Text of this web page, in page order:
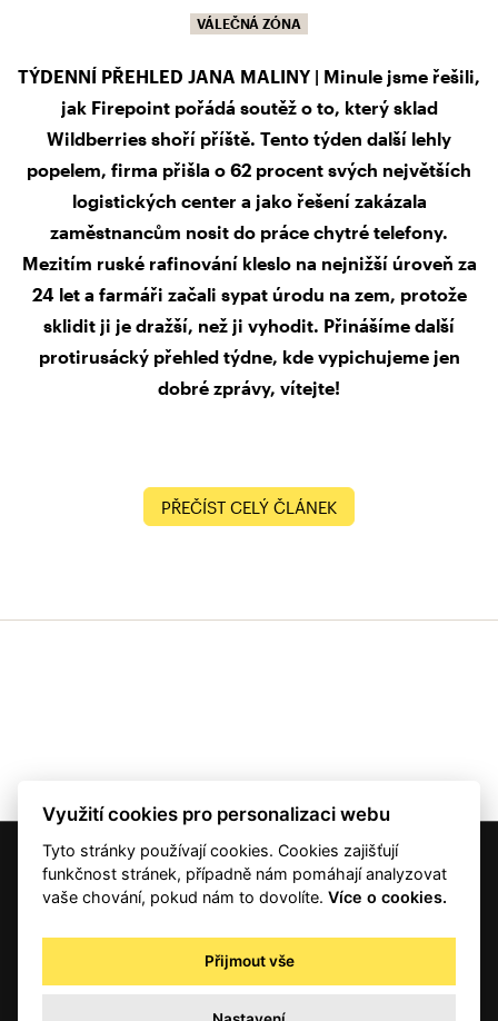
VÁLEČNÁ ZÓNA
TÝDENNÍ PŘEHLED JANA MALINY | Minule jsme řešili,
jak Firepoint pořádá soutěž o to, který sklad
Wildberries shoří příště. Tento týden další lehly
popelem, firma přišla o 62 procent svých největších
logistických center a jako řešení zakázala
zaměstnancům nosit do práce chytré telefony.
Mezitím ruské rafinování kleslo na nejnižší úroveň za
24 let a farmáři začali sypat úrodu na zem, protože
sklidit ji je dražší, než ji vyhodit. Přinášíme další
protirusácký přehled týdne, kde vypichujeme jen
dobré zprávy, vítejte!
PŘEČÍST CELÝ ČLÁNEK
© 2001 — 2026 Copyright CMI News a dodavatelé obsahu. |
Autorská práva
Zpracování osobních údajů - registrovaní a předplatitelé
Zpracování osobních údajů pro novinářské a další účely
Využití cookies pro personalizaci webu
Tyto stránky používají cookies. Cookies zajišťují
funkčnost stránek, případně nám pomáhají analyzovat
vaše chování, pokud nám to dovolíte.Více o cookies.
Přijmout vše